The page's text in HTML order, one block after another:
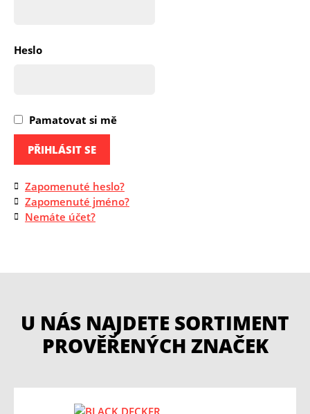
Heslo
Pamatovat si mě
PŘIHLÁSIT SE
Zapomenuté heslo?
Zapomenuté jméno?
Nemáte účet?
U NÁS NAJDETE SORTIMENT
PROVĚŘENÝCH ZNAČEK